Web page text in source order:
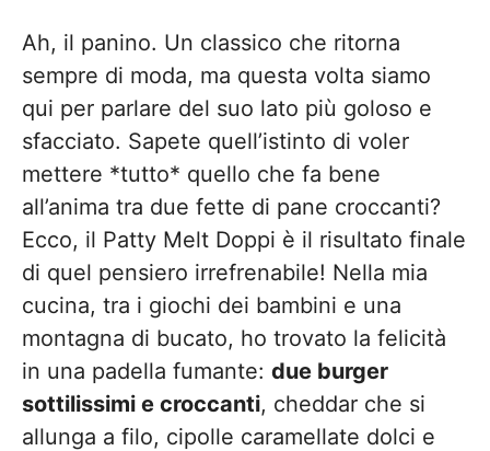
Ah, il panino. Un classico che ritorna
sempre di moda, ma questa volta siamo
qui per parlare del suo lato più goloso e
sfacciato. Sapete quell’istinto di voler
mettere *tutto* quello che fa bene
all’anima tra due fette di pane croccanti?
Ecco, il Patty Melt Doppi è il risultato finale
di quel pensiero irrefrenabile! Nella mia
cucina, tra i giochi dei bambini e una
montagna di bucato, ho trovato la felicità
in una padella fumante: due burger
sottilissimi e croccanti, cheddar che si
allunga a filo, cipolle caramellate dolci e